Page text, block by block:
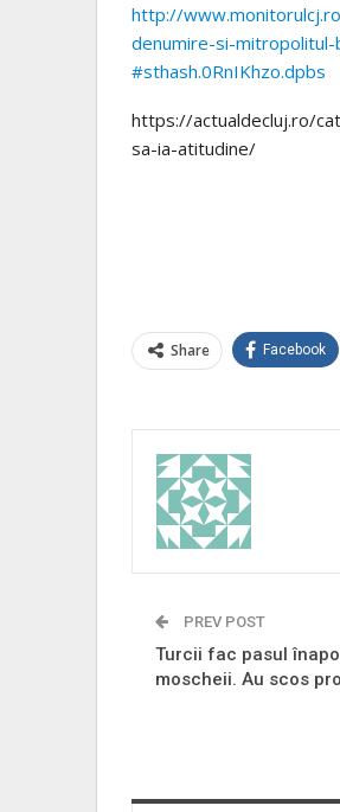
http://
denumire-si-
#sthash.0RnIKhzo.dpbs
https://actualdecluj.ro/
sa-ia-atitudine/
Share Facebook
PREV POST
Turcii fac pasul
moscheii. Au scos